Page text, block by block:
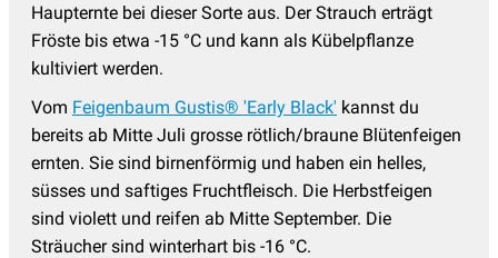
Haupternte bei dieser Sorte aus. Der Strauch erträgt
Fröste bis etwa -15 °C und kann als Kübelpflanze
kultiviert werden.
Vom Feigenbaum Gustis® 'Early Black' kannst du
bereits ab Mitte Juli grosse rötlich/braune Blütenfeigen
ernten. Sie sind birnenförmig und haben ein helles,
süsses und saftiges Fruchtfleisch. Die Herbstfeigen
sind violett und reifen ab Mitte September. Die
Sträucher sind winterhart bis -16 °C.